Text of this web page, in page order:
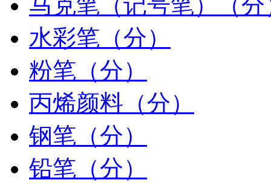
水彩笔（分）
粉笔（分）
丙烯颜料（分）
钢笔（分）
铅笔（分）